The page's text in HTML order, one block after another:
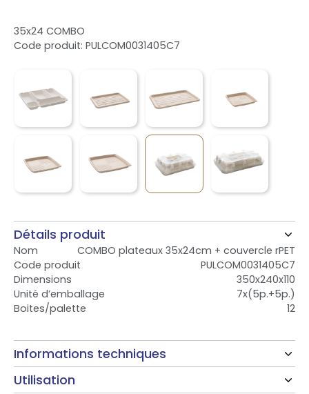
35x24 COMBO
Code produit: PULCOM0031405C7
Détails produit
Nom
COMBO plateaux 35x24cm + couvercle rPET
Code produit
PULCOM0031405C7
Dimensions
350x240x110
Unité d’emballage
7x(5p.+5p.)
Boites/palette
12
Informations techniques
Utilisation